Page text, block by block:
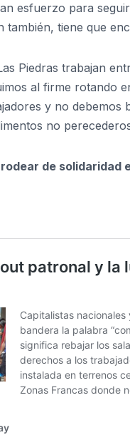
esfuerzo para
también, tiene que
Piedras trabajan
al firme rotando
y no debemos
no
rodear de